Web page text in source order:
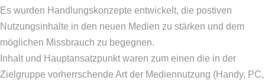
Es wurden Handlungskonzepte entwickelt, die postiven
Nutzungsinhalte in den neuen Medien zu stärken und dem
möglichen Missbrauch zu begegnen.
Inhalt und Hauptansatzpunkt waren zum einen die in der
Zielgruppe vorherrschende Art der Mediennutzung (Handy, PC,